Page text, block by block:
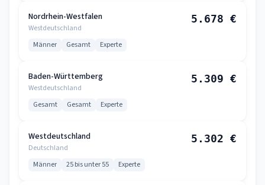
Nordrhein-Westfalen
Westdeutschland
5.678 €
Männer Gesamt Experte
Baden-Württemberg
Westdeutschland
5.309 €
Gesamt Gesamt Experte
Westdeutschland
Deutschland
5.302 €
Männer 25 bis unter 55 Experte